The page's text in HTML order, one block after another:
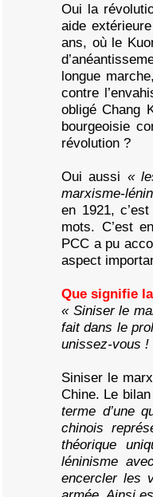
Oui la
aide
ans, où le
longue
contre
obligé Chang
bourgeoisie
révolution ?
Oui aussi «
marxisme-
en 1921,
mots. C’est
PCC a pu
aspect
Que signifie
« Siniser le
fait dans le
unissez-vous !
Siniser le
Chine. Le
terme d’une
chinois
théorique
léninisme
encercler les